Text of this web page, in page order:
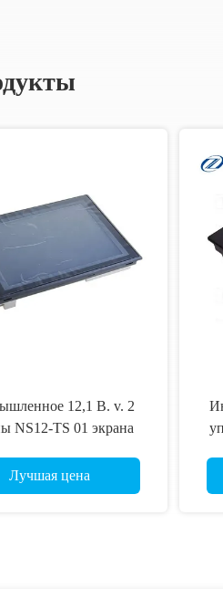
12,1 B. v. 2
NS12-TS 01 экрана
дюйма
Лучшая цена